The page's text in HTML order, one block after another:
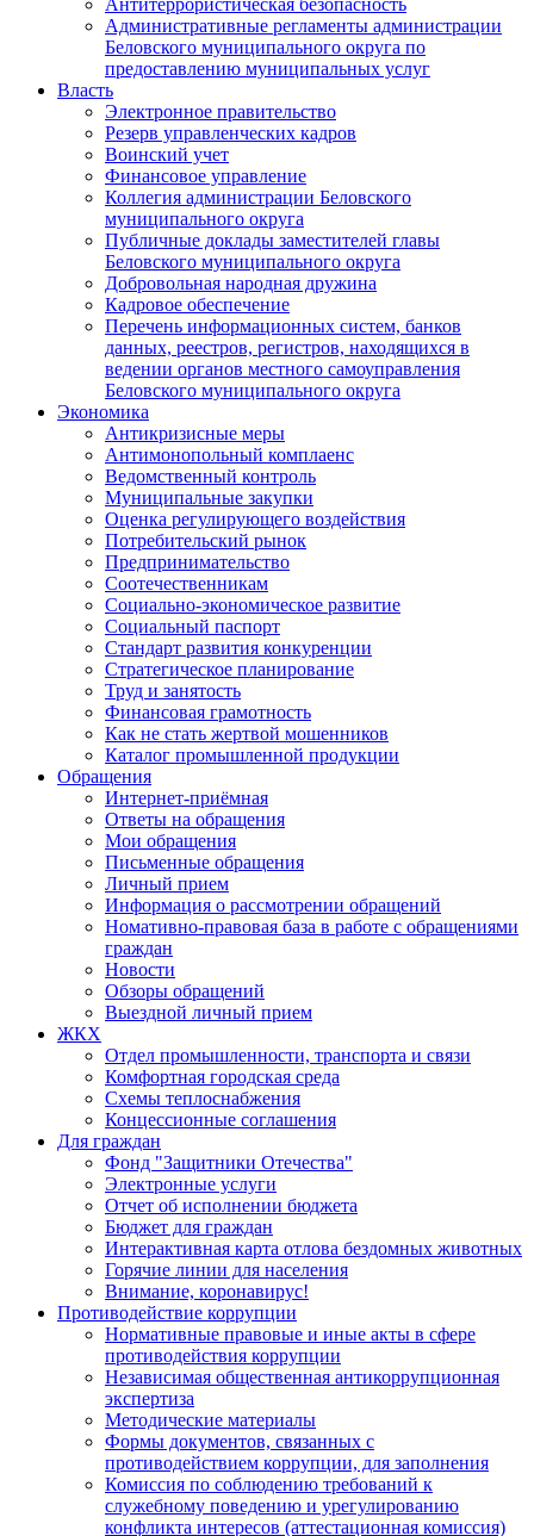
Антитеррористическая безопасность
Административные регламенты администрации
Беловского муниципального округа по
предоставлению муниципальных услуг
Власть
Электронное правительство
Резерв управленческих кадров
Воинский учет
Финансовое управление
Коллегия администрации Беловского
муниципального округа
Публичные доклады заместителей главы
Беловского муниципального округа
Добровольная народная дружина
Кадровое обеспечение
Перечень информационных систем, банков
данных, реестров, регистров, находящихся в
ведении органов местного самоуправления
Беловского муниципального округа
Экономика
Антикризисные меры
Антимонопольный комплаенс
Ведомственный контроль
Муниципальные закупки
Оценка регулирующего воздействия
Потребительский рынок
Предпринимательство
Соотечественникам
Социально-экономическое развитие
Социальный паспорт
Стандарт развития конкуренции
Стратегическое планирование
Труд и занятость
Финансовая грамотность
Как не стать жертвой мошенников
Каталог промышленной продукции
Обращения
Интернет-приёмная
Ответы на обращения
Мои обращения
Письменные обращения
Личный прием
Информация о рассмотрении обращений
Номативно-правовая база в работе с обращениями
граждан
Новости
Обзоры обращений
Выездной личный прием
ЖКХ
Отдел промышленности, транспорта и связи
Комфортная городская среда
Схемы теплоснабжения
Концессионные соглашения
Для граждан
Фонд "Защитники Отечества"
Электронные услуги
Отчет об исполнении бюджета
Бюджет для граждан
Интерактивная карта отлова бездомных животных
Горячие линии для населения
Внимание, коронавирус!
Противодействие коррупции
Нормативные правовые и иные акты в сфере
противодействия коррупции
Независимая общественная антикоррупционная
экспертиза
Методические материалы
Формы документов, связанных с
противодействием коррупции, для заполнения
Комиссия по соблюдению требований к
служебному поведению и урегулированию
конфликта интересов (аттестационная комиссия)